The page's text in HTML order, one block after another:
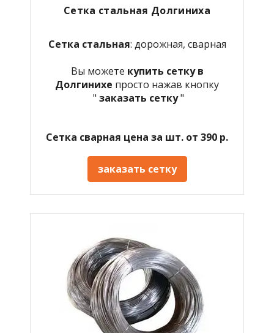
Сетка стальная Долгиниха
Сетка стальная: дорожная, сварная
Вы можете купить сетку в
Долгинихе просто нажав кнопку
" заказать сетку"
Сетка сварная цена за шт. от 390 р.
заказать сетку